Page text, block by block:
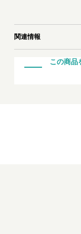
関連情報
この商品